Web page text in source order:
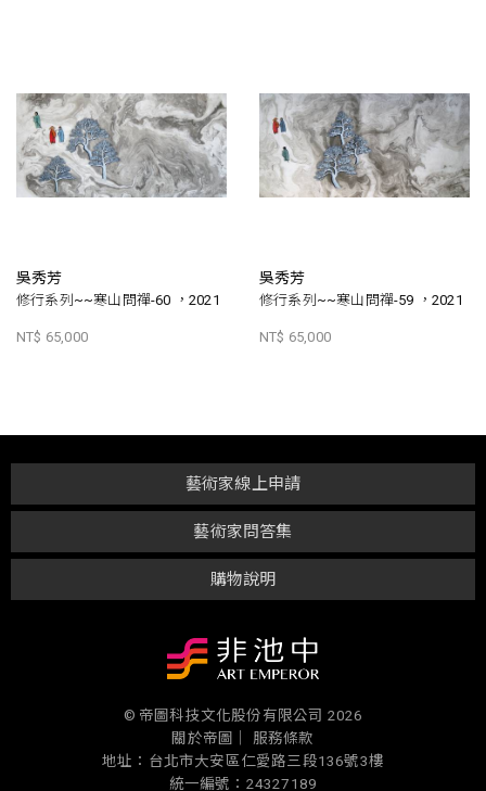
吳秀芳
修行系列~~寒山問禪-60 ，2021
NT$ 65,000
吳秀芳
修行系列~~寒山問禪-59 ，2021
NT$ 65,000
購物說明
藝術家問答集
藝術家線上申請
© 帝圖科技文化股份有限公司 2026
關於帝圖｜
服務條款
地址：台北市大安區仁愛路三段136號3樓
統一編號：24327189